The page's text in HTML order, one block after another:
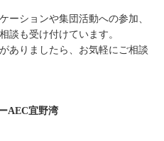
ーションや集団活動への参加、
談も受け付けています。
ありましたら、お気軽にご相談
AEC宜野湾